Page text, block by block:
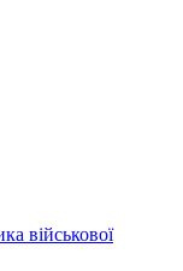
військової